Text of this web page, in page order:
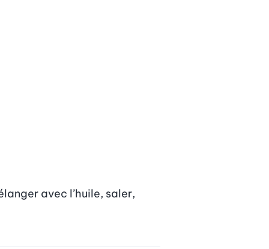
avec l’huile, saler,